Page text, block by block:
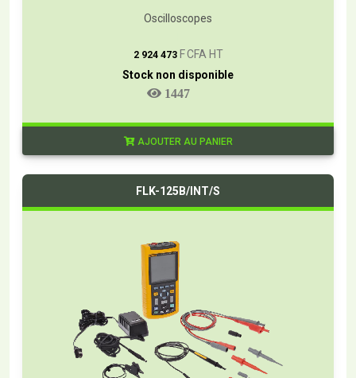
Oscilloscopes
2 924 473 F CFA HT
Stock non disponible
1447
AJOUTER AU PANIER
FLK-125B/INT/S